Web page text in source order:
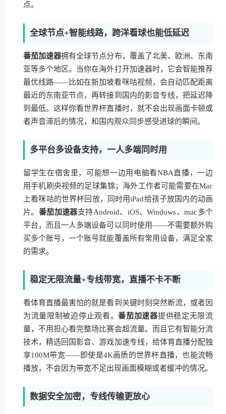
点。
全球节点+智能线路，跨洋看球也能低延迟
番茄加速器拥有全球节点分布，覆盖了北美、欧洲、东南
亚等多个地区。当你在海外打开加速器时，它会智能推荐
最优线路——比如在新加坡看咪咕视频，会自动匹配距离
最近的东南亚节点，再转接到国内的影音专线，把延迟降
到最低。这样你看世界杯直播时，就不会出现画面卡顿或
者声音滞后的情况，和国内观众同步感受进球的瞬间。
多平台多设备支持，一人多端同时用
留学生在宿舍里，可能想一边用电脑看NBA直播，一边
用手机刷央视频的足球集锦；海外工作者可能需要在Mac
上看咪咕的世界杯回放，同时用iPad给孩子放国内的动画
片。 番茄加速器支持Android、iOS、Windows、mac多个
平台，而且一人多端设备可以同时使用——不需要额外购
买多个账号，一个账号就能覆盖所有常用设备，满足全家
的需求。
稳定无限流量+专线带宽，直播不卡不断
看体育直播最害怕的就是看到关键时刻突然断流，或者因
为流量限制被迫停止观看。番茄加速器提供稳定无限流
量，不用担心看完整场比赛会超流量。而且它有智能分流
技术，精选回国影音、游戏加速专线，给体育直播分配独
享100M带宽——即使是4K画质的世界杯直播，也能流畅
播放，不会因为带宽不足出现画面模糊或者缓冲的情况。
数据安全加密，专线传输更放心